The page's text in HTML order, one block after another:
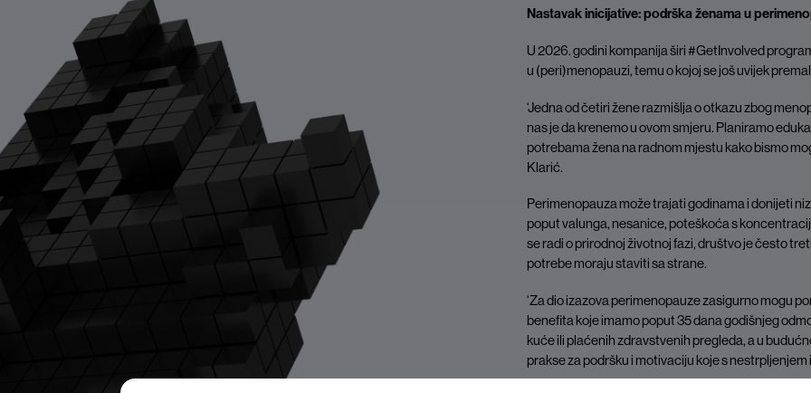
Nastavak inicijative: podrška ženama u
U 2026. godini kompanija širi #GetInvolved
u (peri)menopauzi, temu o kojoj se još uvijek
‘Jedna od četiri žene razmišlja o otkazu zbog
nas je da krenemo u ovom smjeru. Planiramo
potrebama žena na radnom mjestu kako bismo
Klarić.
Perimenopauza može trajati godinama i donijeti
poput valunga, nesanice, poteškoća s
se radi o prirodnoj životnoj fazi, društvo je često
potrebe moraju staviti sa strane.
‘Za dio izazova perimenopauze zasigurno mogu
benefita koje imamo poput 35 dana godišnjeg
kuće ili plaćenih zdravstvenih pregleda, a u
prakse za podršku i motivaciju koje s